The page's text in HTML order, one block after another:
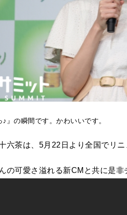
』の瞬間です。かわいいです。
六茶は、5月22日より全国でリ
の可愛さ溢れる新CMと共に是